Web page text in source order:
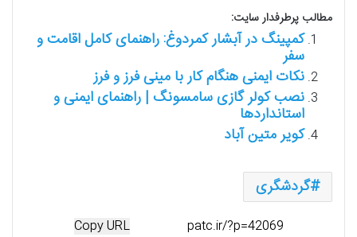
مطالب پرطرفدار سایت:
کمپینگ در آبشار کمردوغ: راهنمای کامل اقامت و
سفر
نکات ایمنی هنگام کار با مینی فرز و فرز
نصب کولر گازی سامسونگ | راهنمای ایمنی و
استانداردها
کویر متین آباد
گردشگری
Copy URL